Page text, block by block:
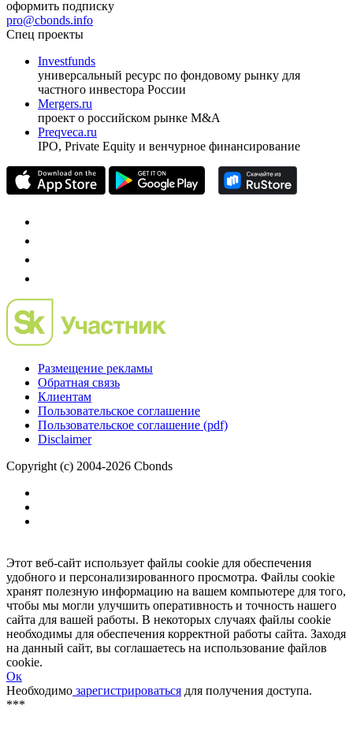
оформить подписку
pro@cbonds.info
Спец проекты
Investfunds
универсальный ресурс по фондовому рынку для
частного инвестора России
проект о российском рынке M&A
Preqveca.ru
Размещение рекламы
Обратная связь
Пользовательское соглашение
Copyright (c) 2004-2026 Cbonds
Этот веб-сайт использует файлы cookie для обеспечения
удобного и персонализированного просмотра. Файлы cookie
хранят полезную информацию на вашем компьютере для того,
чтобы мы могли улучшить оперативность и точность нашего
сайта для вашей работы. В некоторых случаях файлы cookie
необходимы для обеспечения корректной работы сайта. Заходя
на данный сайт, вы соглашаетесь на использование файлов